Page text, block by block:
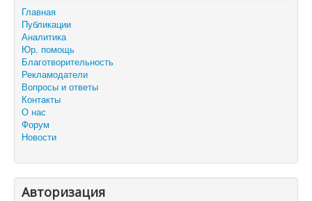
Главная
Публикации
Аналитика
Юр. помощь
Благотворительность
Рекламодатели
Вопросы и ответы
Контакты
О нас
Форум
Новости
Авторизация